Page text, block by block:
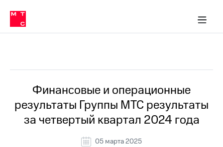
Медиа-центр
и акционерам
Устойчивое развитие
Комплаенс и деловая этика
компании
Карьера
История
компании
Руководство
в МТС
Пресс-
релизы
МТС
о технологиях
Финансовые и операционные
результаты Группы МТС результаты
за четвертый квартал 2024 года
05 марта 2025